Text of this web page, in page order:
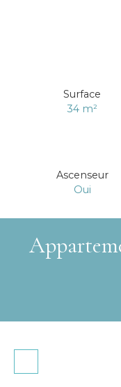
Surface
34 m²
Ascenseur
Oui